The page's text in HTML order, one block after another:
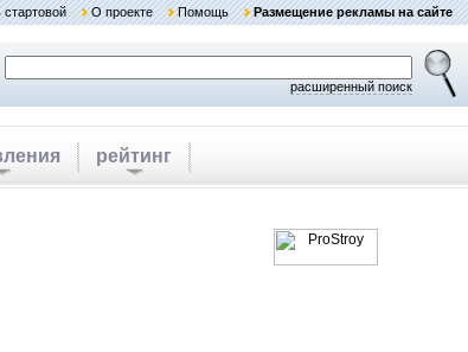
стартовой О проекте Помощь Размещение рекламы на сайте
расширенный поиск
рейтинг